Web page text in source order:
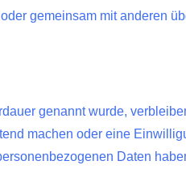
gemeinsam mit anderen
genannt wurde,
machen oder eine
Daten